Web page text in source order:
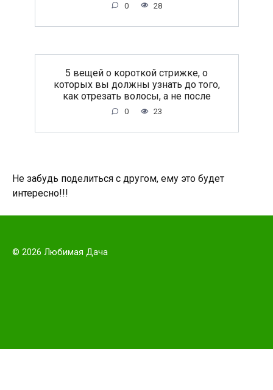
0 28
5 вещей о короткой стрижке, о
которых вы должны узнать до того,
как отрезать волосы, а не после
0 23
Не забудь поделиться с другом, ему это будет
интересно!!!
© 2026 Любимая Дача